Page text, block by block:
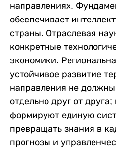
направлениях.
обеспечивает
страны. Отраслевая
конкретные
экономики.
устойчивое развитие
направления не
отдельно друг от друга;
формируют единую
превращать знания в
прогнозы и